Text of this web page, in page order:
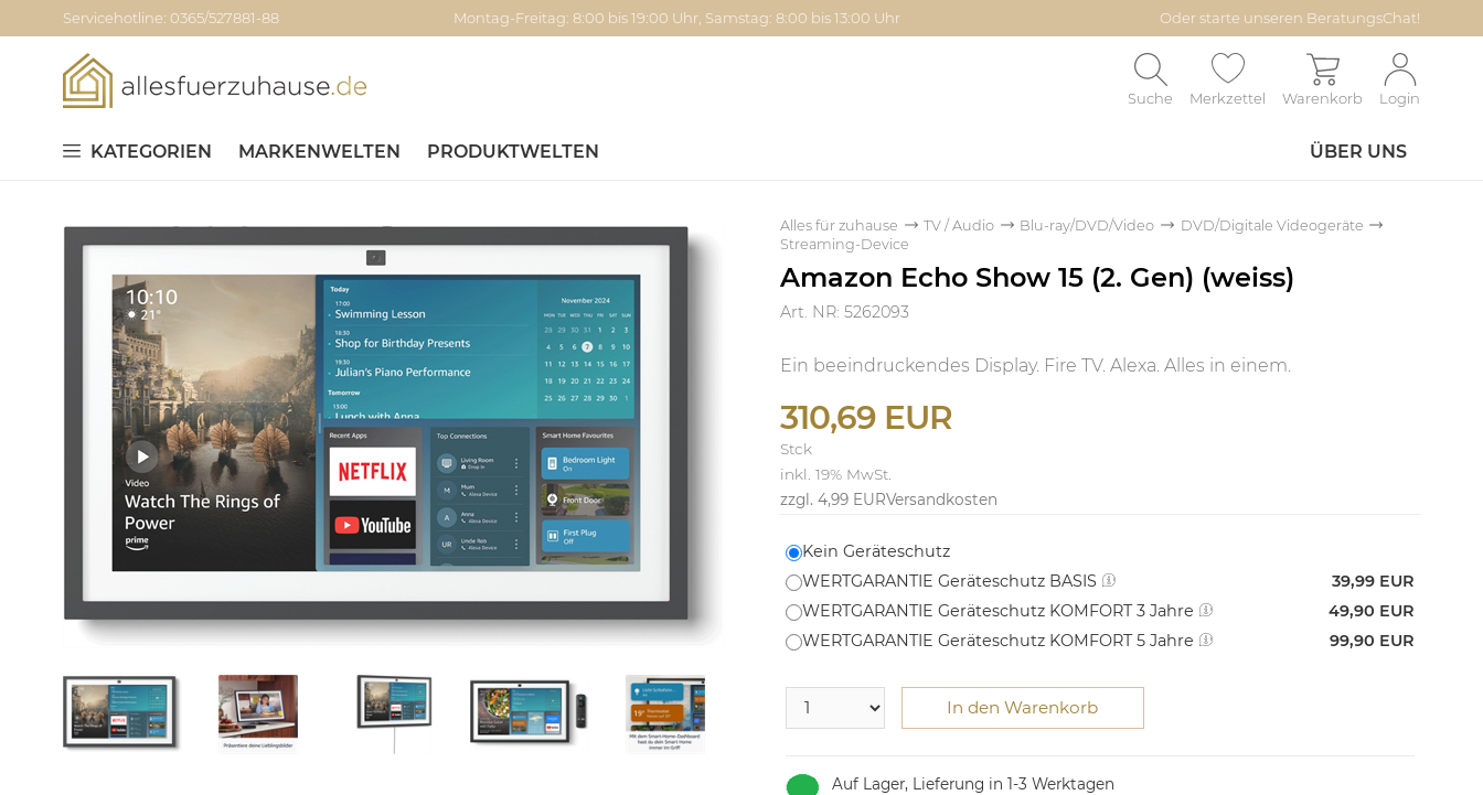
Servicehotline: 0365/527881-88 Montag-Freitag: 8:00 bis 19:00 Uhr, Samstag: 8:00 bis 13:00 Uhr Oder starte unseren BeratungsChat!
Suche Merkzettel Warenkorb Login
KATEGORIEN MARKENWELTEN PRODUKTWELTEN ÜBER UNS
Alles für zuhause TV / Audio Blu-ray/DVD/Video
DVD/Digitale Videogeräte
Streaming-Device
Amazon Echo Show 15 (2. Gen) (weiss)
Art. NR: 5262093
Ein beeindruckendes Display. Fire TV. Alexa. Alles in einem.
310,69 EUR
Stck
inkl. 19% MwSt.
zzgl. 4,99 EURVersandkosten
Auf Lager, Lieferung in 1-3 Werktagen
Kein Geräteschutz
WERTGARANTIE Geräteschutz BASIS
39,99 EUR
WERTGARANTIE Geräteschutz KOMFORT 3 Jahre
49,90 EUR
WERTGARANTIE Geräteschutz KOMFORT 5 Jahre
99,90 EUR
In den Warenkorb